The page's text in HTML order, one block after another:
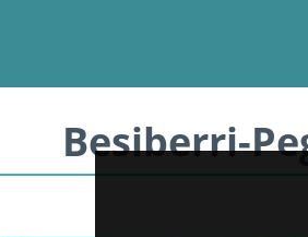
Besiberri-